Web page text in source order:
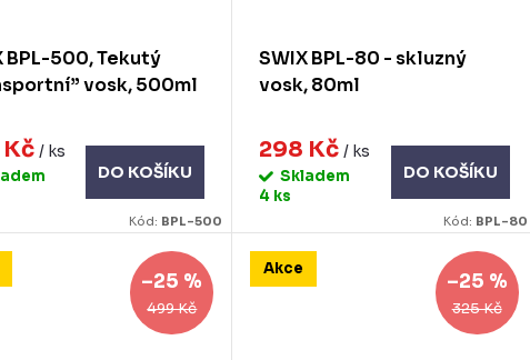
BPL-500, Tekutý
vosk, 500ml
/ ks
DO KOŠÍKU
Kód: BPL-500
SWIX BPL-80 - skluzný
vosk, 80ml
298 Kč/ ks
Skladem
4 ks
DO KOŠÍKU
Kód: BPL-80
499 Kč
–25 % Akce
325 Kč
–25 %